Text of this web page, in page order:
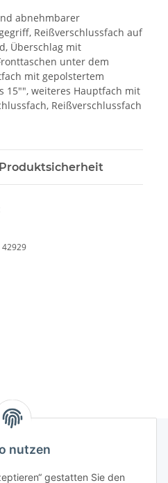
nutzen
gestatten Sie den
abnehmbarer
Reißverschlussfach auf
Überschlag mit
unter dem
mit gepolstertem
15"", weiteres Hauptfach mit
Reißverschlussfach